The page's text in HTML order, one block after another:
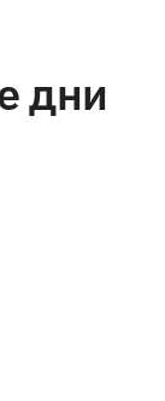
дни